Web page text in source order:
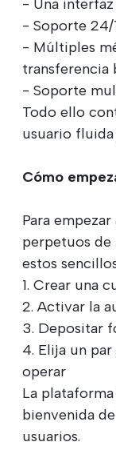
- Una
- Soporte 24/
- Múltiples
transferencia
- Soporte
Todo ello
usuario
Cómo
Para
perpetuos de
estos
1. Crear una
2. Activar la
3. Depositar
4. Elija un
operar
La
bienvenida
usuarios.